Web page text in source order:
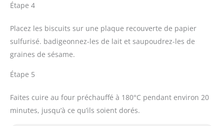
Étape 4
Placez les biscuits sur une plaque recouverte de papier
sulfurisé. badigeonnez-les de lait et saupoudrez-les de
graines de sésame.
Étape 5
Faites cuire au four préchauffé à 180°C pendant environ 20
minutes, jusqu’à ce qu’ils soient dorés.